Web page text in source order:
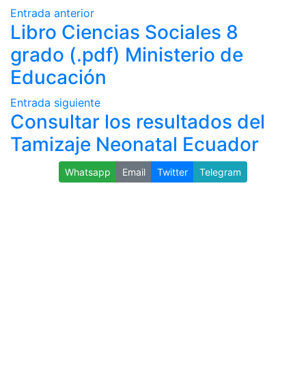
Entrada anterior
Libro Ciencias Sociales 8
grado (.pdf) Ministerio de
Educación
Entrada siguiente
Consultar los resultados del
Tamizaje Neonatal Ecuador
Whatsapp Email Twitter Telegram